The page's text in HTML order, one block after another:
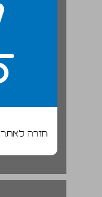
חזרה לאתר